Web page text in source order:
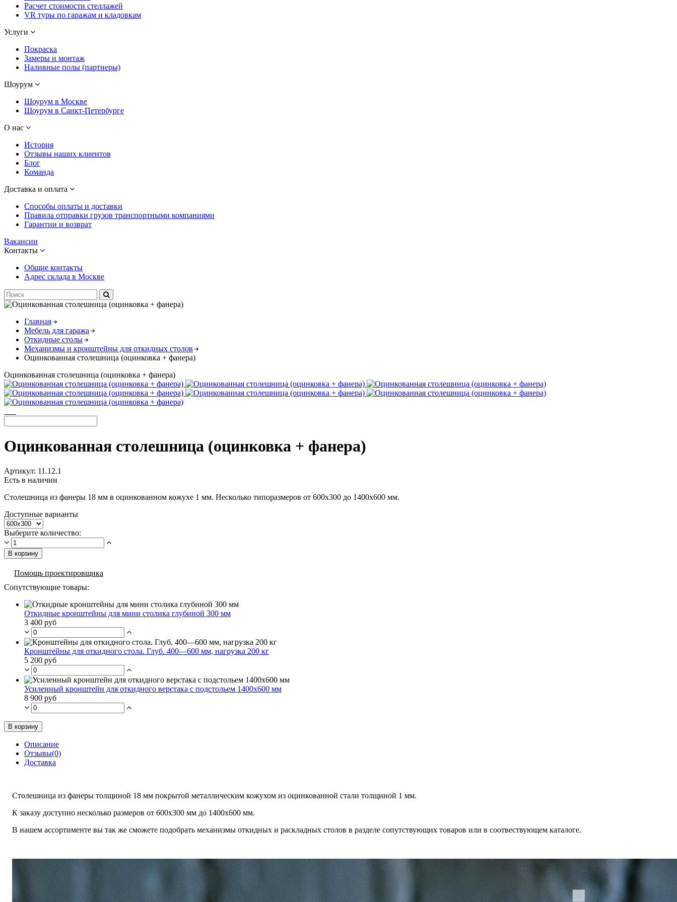
Расчет стоимости стеллажей
VR туры по гаражам и кладовкам
Услуги
Покраска
Замеры и монтаж
Наливные полы (партнеры)
Шоурум
Шоурум в Москве
Шоурум в Санкт-Петербурге
О нас
История
Отзывы наших клиентов
Блог
Команда
Доставка и оплата
Способы оплаты и доставки
Правила отправки грузов транспортными компаниями
Гарантии и возврат
Вакансии
Контакты
Общие контакты
Адрес склада в Москве
Главная
Мебель для гаража
Откидные столы
Механизмы и кронштейны для откидных столов
Оцинкованная столешница (оцинковка + фанера)
Оцинкованная столешница (оцинковка + фанера)
Оцинкованная столешница (оцинковка + фанера)
Артикул: 11.12.1
Есть в наличии
Столешница из фанеры 18 мм в оцинкованном кожухе 1 мм. Несколько типоразмеров от 600х300 до 1400х600 мм.
Доступные варианты
Выберите количество:
В корзину
Помощь проектировщика
Сопутствующие товары:
Откидные кронштейны для мини столика глубиной 300 мм
3 400 руб
Кронштейны для откидного стола. Глуб. 400—600 мм, нагрузка 200 кг
5 200 руб
Усиленный кронштейн для откидного верстака с подстольем 1400х600 мм
8 900 руб
В корзину
Описание
Отзывы(0)
Доставка
Столешница из фанеры толщиной 18 мм покрытой металлическим кожухом из оцинкованной стали толщиной 1 мм.
К заказу доступно несколько размеров от 600х300 мм до 1400х600 мм.
В нашем ассортименте вы так же сможете подобрать механизмы откидных и раскладных столов в разделе сопутствующих товаров или в соотвествующем каталоге.